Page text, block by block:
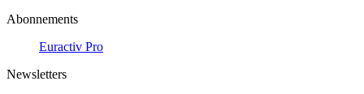
Abonnements
Euractiv Pro
Newsletters